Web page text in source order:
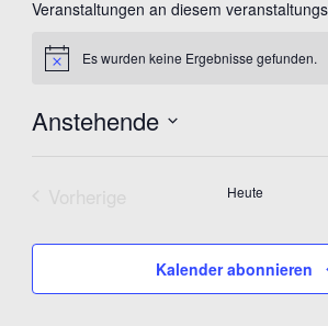
Veranstaltungen an diesem
HinweisEs wurden keine Ergebnisse gefunden.
Anstehende
Heute
Kalender abonnieren